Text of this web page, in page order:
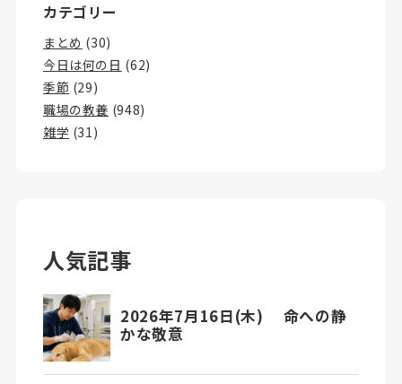
カテゴリー
まとめ (30)
今日は何の日 (62)
季節 (29)
職場の教養 (948)
雑学 (31)
人気記事